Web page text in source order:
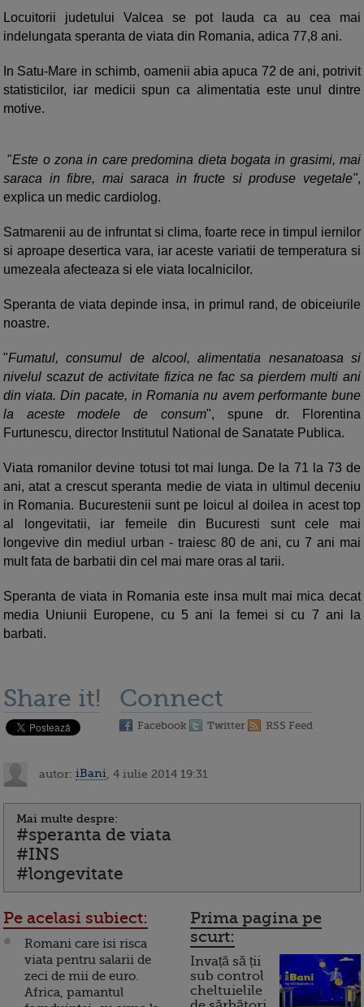
Locuitorii judetului Valcea se pot lauda ca au cea mai
indelungata speranta de viata din Romania, adica 77,8 ani.
In Satu-Mare in schimb, oamenii abia apuca 72 de ani, potrivit
statisticilor, iar medicii spun ca alimentatia este unul dintre
motive.
"Este o zona in care predomina dieta bogata in grasimi, mai
saraca in fibre, mai saraca in fructe si produse vegetale",
explica un medic cardiolog.
Satmarenii au de infruntat si clima, foarte rece in timpul iernilor
si aproape desertica vara, iar aceste variatii de temperatura si
umezeala afecteaza si ele viata localnicilor.
Speranta de viata depinde insa, in primul rand, de obiceiurile
noastre.
"Fumatul, consumul de alcool, alimentatia nesanatoasa si
nivelul scazut de activitate fizica ne fac sa pierdem multi ani
din viata. Din pacate, in Romania nu avem performante bune
la aceste modele de consum", spune dr. Florentina
Furtunescu, director Institutul National de Sanatate Publica.
Viata romanilor devine totusi tot mai lunga. De la 71 la 73 de
ani, atat a crescut speranta medie de viata in ultimul deceniu
in Romania. Bucurestenii sunt pe loicul al doilea in acest top
al longevitatii, iar femeile din Bucuresti sunt cele mai
longevive din mediul urban - traiesc 80 de ani, cu 7 ani mai
mult fata de barbatii din cel mai mare oras al tarii.
Speranta de viata in Romania este insa mult mai mica decat
media Uniunii Europene, cu 5 ani la femei si cu 7 ani la
barbati.
Share it! Connect
Facebook Twitter RSS Feed
autor: iBani , 4 iulie 2014 19:31
Mai multe despre:
#speranta de viata
#INS
#longevitate
Pe acelasi subiect:
Romani care isi risca
viata pentru salarii de
zeci de mii de euro.
Africa, pamantul
Prima pagina pe
scurt:
Invață să ții
sub control
cheltuielile